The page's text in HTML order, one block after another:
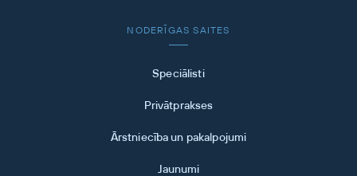
NODERĪGAS SAITES
Speciālisti
Privātprakses
Ārstniecība un pakalpojumi
Jaunumi